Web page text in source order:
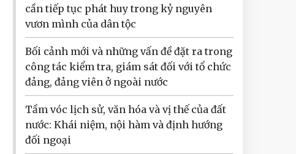
cần tiếp tục phát huy trong kỷ nguyên
vươn mình của dân tộc
Bối cảnh mới và những vấn đề đặt ra trong
công tác kiểm tra, giám sát đối với tổ chức
đảng, đảng viên ở ngoài nước
Tầm vóc lịch sử, văn hóa và vị thế của đất
nước: Khái niệm, nội hàm và định hướng
đối ngoại